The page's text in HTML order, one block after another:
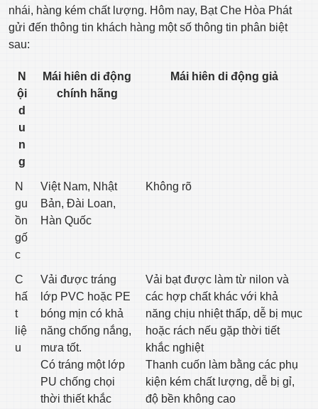
nhái, hàng kém chất lượng. Hôm nay, Bạt Che Hòa Phát
gửi đến thông tin khách hàng một số thông tin phân biệt
sau:
N
ội
d
u
n
g
Mái hiên di động
chính hãng
Mái hiên di động giả
N
gu
ồn
gố
c
Việt Nam, Nhật
Bản, Đài Loan,
Hàn Quốc
Không rõ
C
hấ
t
liệ
u
Vải được tráng
lớp PVC hoặc PE
bóng mịn có khả
năng chống nắng,
mưa tốt.
Có tráng một lớp
PU chống chọi
thời thiết khắc
Vải bạt được làm từ nilon và
các hợp chất khác với khả
năng chịu nhiệt thấp, dễ bị mục
hoặc rách nếu gặp thời tiết
khắc nghiệt
Thanh cuốn làm bằng các phụ
kiện kém chất lượng, dễ bị gỉ,
độ bền không cao